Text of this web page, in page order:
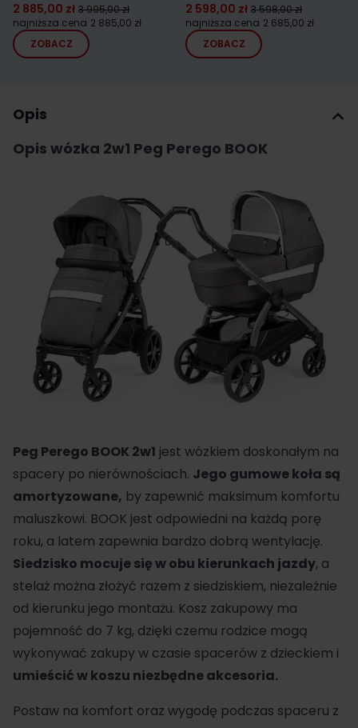
2 885,00 zł 3 995,00 zł
najniższa cena 2 885,00 zł
ZOBACZ
2 598,00 zł 3 598,00 zł
najniższa cena 2 685,00 zł
ZOBACZ
Opis
Opis wózka 2w1 Peg Perego BOOK
Peg Perego BOOK 2w1 jest wózkiem doskonałym na
spacery po nierównościach. Jego gumowe koła są
amortyzowane, by zapewnić maksimum komfortu
maluszkowi. BOOK jest odpowiedni na każdą porę
roku, a latem zapewnia bardzo dobrą wentylację.
Siedzisko mocuje się w obu kierunkach jazdy, a
stelaż można złożyć razem z siedziskiem, niezależnie
od kierunku jego montażu. Kosz zakupowy ma
pojemność do 7 kg, dzięki czemu rodzice mogą
wykonywać zakupy w czasie spacerów z dzieckiem i
umieścić w koszu niezbędne akcesoria.
Postaw na komfort oraz wygodę podczas spaceru z